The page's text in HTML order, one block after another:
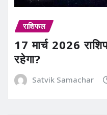
राशिफल
17 मार्च 2026
रहेगा?
Satvik Samachar